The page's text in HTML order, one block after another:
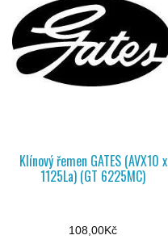
Klínový řemen GATES (AVX10 x
1125La) (GT 6225MC)
108,00Kč